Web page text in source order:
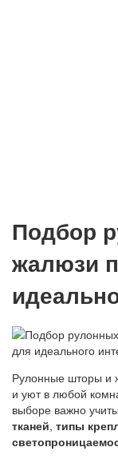
Подбор
жалюзи
Рулонные шторы и
и уют в любой
выборе важно
тканей, типы